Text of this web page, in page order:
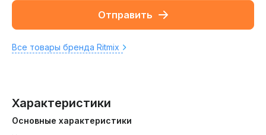
Отправить
Все товары бренда Ritmix
Характеристики
Основные характеристики